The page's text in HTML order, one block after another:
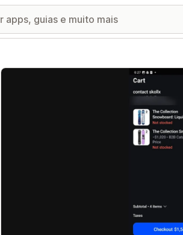
Galeria de imagens em destaque